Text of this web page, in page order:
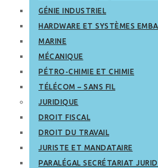
GÉNIE INDUSTRIEL
HARDWARE ET SYSTÈMES
MARINE
MÉCANIQUE
PÉTRO-CHIMIE ET CHIMIE
TÉLÉCOM – SANS FIL
JURIDIQUE
DROIT FISCAL
DROIT DU TRAVAIL
JURISTE ET MANDATAIRE
PARALÉGAL SECRÉTARIAT